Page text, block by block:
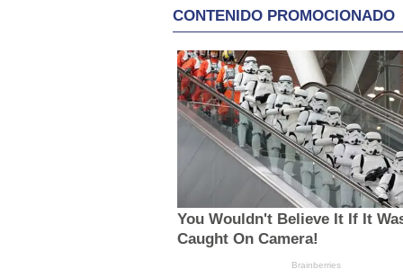
CONTENIDO PROMOCIONADO
You Wouldn't Believe It If It
Caught On Camera!
Brainberries